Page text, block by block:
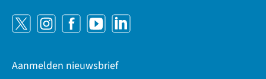
Aanmelden nieuwsbrief